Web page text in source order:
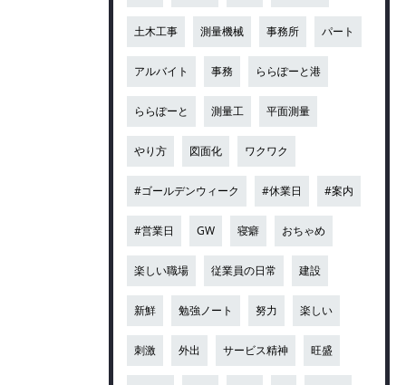
土木工事 測量機械 事務所 パート
アルバイト 事務 ららぽーと港
ららぽーと 測量工 平面測量
やり方 図面化 ワクワク
#ゴールデンウィーク #休業日 #案内
#営業日 GW 寝癖 おちゃめ
楽しい職場 従業員の日常 建設
新鮮 勉強ノート 努力 楽しい
刺激 外出 サービス精神 旺盛